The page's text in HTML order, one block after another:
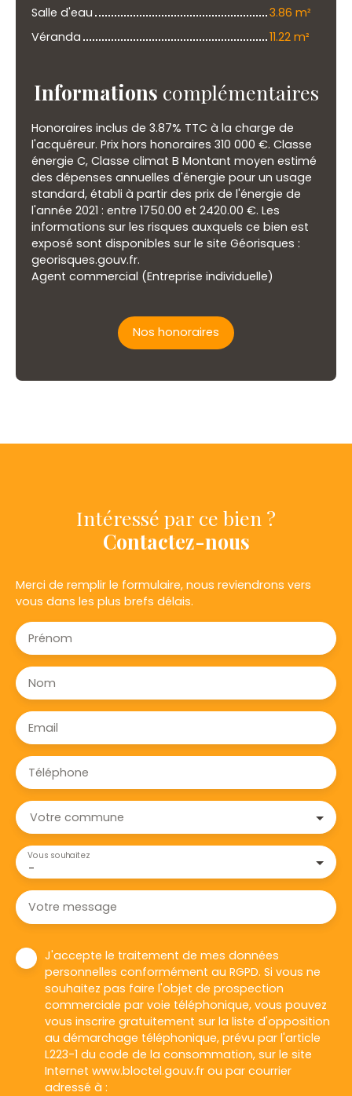
Salle d'eau
3.86 m²
Véranda
11.22 m²
Informations complémentaires
Honoraires inclus de 3.87% TTC à la charge de
l'acquéreur. Prix hors honoraires 310 000 €. Classe
énergie C, Classe climat B Montant moyen estimé
des dépenses annuelles d'énergie pour un usage
standard, établi à partir des prix de l'énergie de
l'année 2021 : entre 1750.00 et 2420.00 €. Les
informations sur les risques auxquels ce bien est
exposé sont disponibles sur le site Géorisques :
georisques.gouv.fr.
Agent commercial (Entreprise individuelle)
Nos honoraires
Intéressé par ce bien ?
Contactez-nous
Merci de remplir le formulaire, nous reviendrons vers
vous dans les plus brefs délais.
Prénom
Nom
Email
Téléphone
Votre commune
-
Vous souhaitez
Votre message
J'accepte le traitement de mes données
personnelles conformément au RGPD. Si vous ne
souhaitez pas faire l'objet de prospection
commerciale par voie téléphonique, vous pouvez
vous inscrire gratuitement sur la liste d'opposition
au démarchage téléphonique, prévu par l'article
L223-1 du code de la consommation, sur le site
Internet www.bloctel.gouv.fr ou par courrier
adressé à :